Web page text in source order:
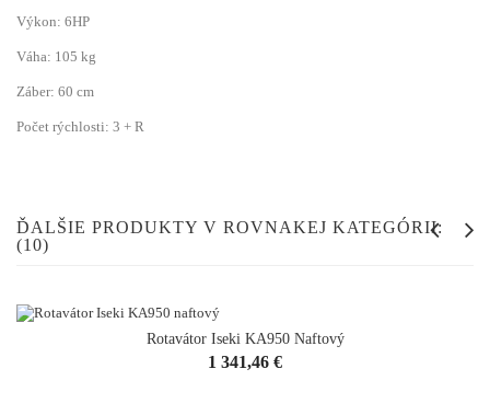
Výkon: 6HP
Váha: 105 kg
Záber: 60 cm
Počet rýchlosti: 3 + R
ĎALŠIE PRODUKTY V ROVNAKEJ KATEGÓRII:
(10)
Rotavátor Iseki KA950 Naftový
Cena
1 341,46 €